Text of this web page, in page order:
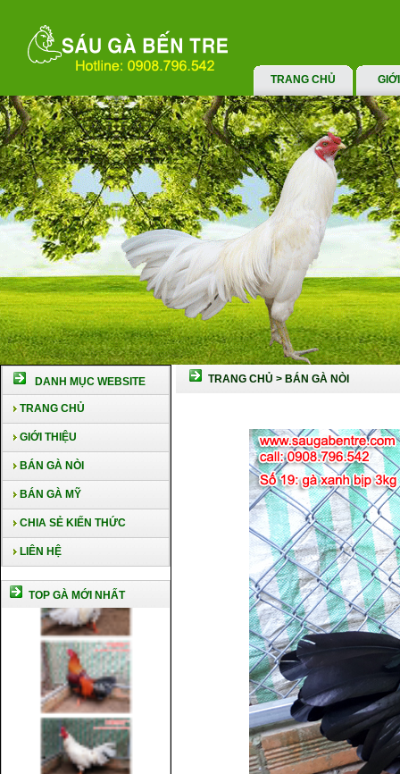
TRANG CHỦ
DANH MỤC WEBSITE
TRANG CHỦ
GIỚI THIỆU
BÁN GÀ NÒI
BÁN GÀ MỸ
CHIA SẺ KIẾN THỨC
LIÊN HỆ
TOP GÀ MỚI NHẤT
TRANG CHỦ > BÁN GÀ NÒI